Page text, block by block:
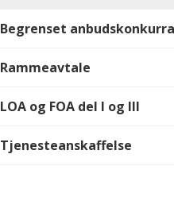
Begrenset
Rammeavtale
LOA og FOA del I og III
Tjenesteanskaffelse